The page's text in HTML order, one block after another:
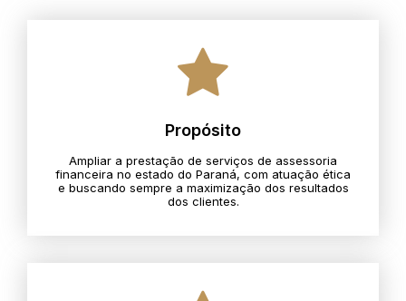
Propósito
Ampliar a prestação de serviços de assessoria
financeira no estado do Paraná, com atuação ética
e buscando sempre a maximização dos resultados
dos clientes.